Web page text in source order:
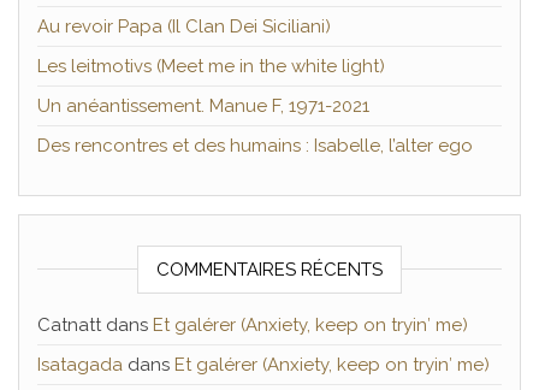
Au revoir Papa (Il Clan Dei Siciliani)
Les leitmotivs (Meet me in the white light)
Un anéantissement. Manue F, 1971-2021
Des rencontres et des humains : Isabelle, l’alter ego
COMMENTAIRES RÉCENTS
Catnattdans Et galérer (Anxiety, keep on tryin′ me)
Isatagada dans Et galérer (Anxiety, keep on tryin′ me)